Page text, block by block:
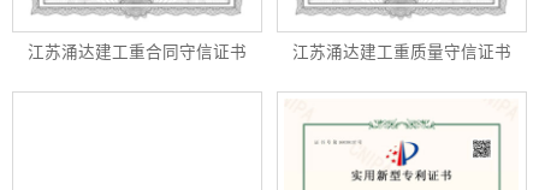
江苏涌达建工重合同守信证书 江苏涌达建工重质量守信证书